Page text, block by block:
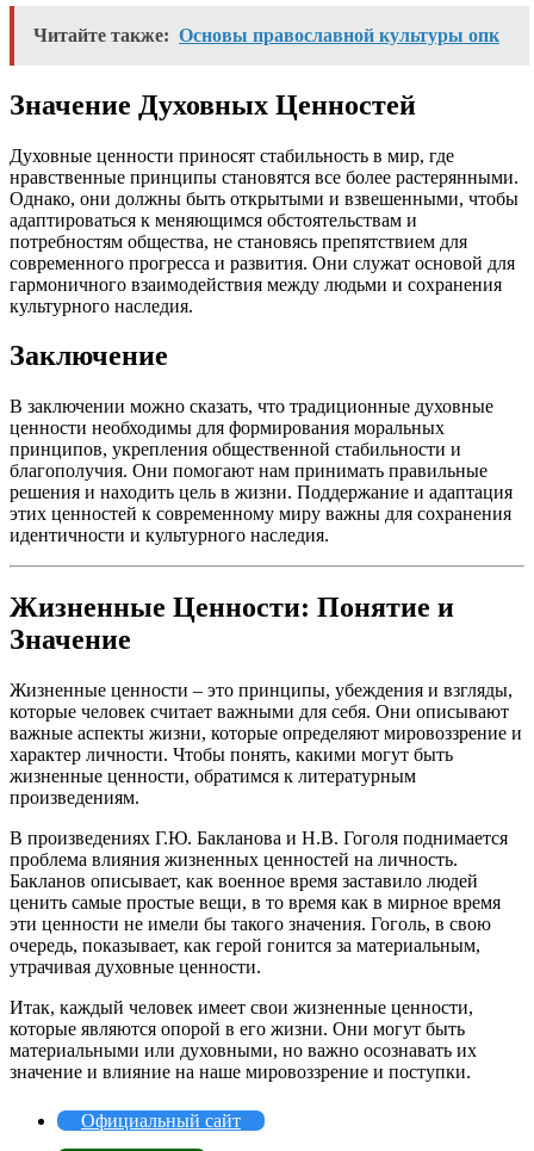
Читайте также: Основы православной культуры опк
Значение Духовных Ценностей
Духовные ценности приносят стабильность в мир, где
нравственные принципы становятся все более растерянными.
Однако, они должны быть открытыми и взвешенными, чтобы
адаптироваться к меняющимся обстоятельствам и
потребностям общества, не становясь препятствием для
современного прогресса и развития. Они служат основой для
гармоничного взаимодействия между людьми и сохранения
культурного наследия.
Заключение
В заключении можно сказать, что традиционные духовные
ценности необходимы для формирования моральных
принципов, укрепления общественной стабильности и
благополучия. Они помогают нам принимать правильные
решения и находить цель в жизни. Поддержание и адаптация
этих ценностей к современному миру важны для сохранения
идентичности и культурного наследия.
Жизненные Ценности: Понятие и
Значение
Жизненные ценности – это принципы, убеждения и взгляды,
которые человек считает важными для себя. Они описывают
важные аспекты жизни, которые определяют мировоззрение и
характер личности. Чтобы понять, какими могут быть
жизненные ценности, обратимся к литературным
произведениям.
В произведениях Г.Ю. Бакланова и Н.В. Гоголя поднимается
проблема влияния жизненных ценностей на личность.
Бакланов описывает, как военное время заставило людей
ценить самые простые вещи, в то время как в мирное время
эти ценности не имели бы такого значения. Гоголь, в свою
очередь, показывает, как герой гонится за материальным,
утрачивая духовные ценности.
Итак, каждый человек имеет свои жизненные ценности,
которые являются опорой в его жизни. Они могут быть
материальными или духовными, но важно осознавать их
значение и влияние на наше мировоззрение и поступки.
Официальный сайт